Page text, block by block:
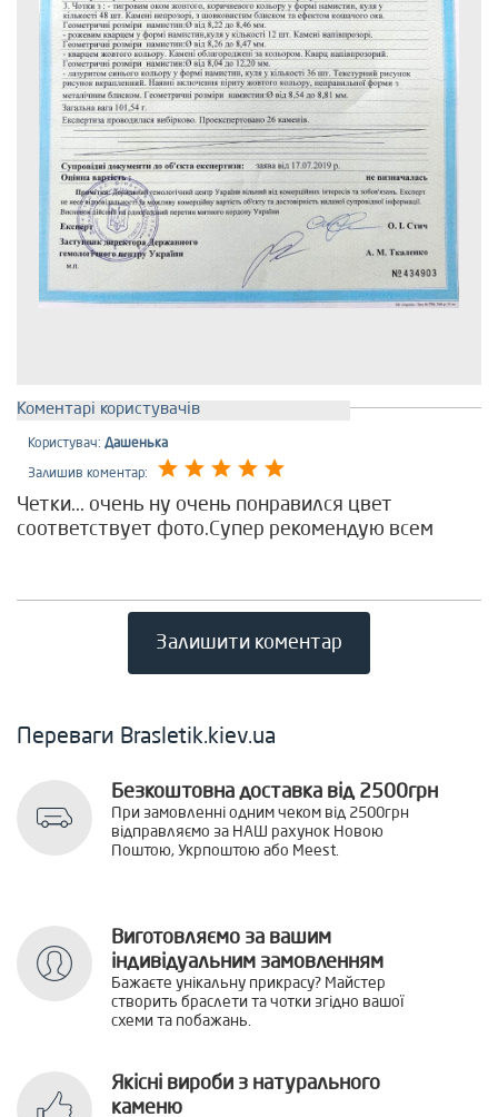
Коментарі користувачів
Користувач: Дашенька
Залишив коментар:
Четки... очень ну очень понравился цвет
соответствует фото.Супер рекомендую всем
Залишити коментар
Переваги Brasletik.kiev.ua
Безкоштовна доставка від 2500грн
При замовленні одним чеком від 2500грн
відправляємо за НАШ рахунок Новою
Поштою, Укрпоштою або Meest.
Виготовляємо за вашим
індивідуальним замовленням
Бажаєте унікальну прикрасу? Майстер
створить браслети та чотки згідно вашої
схеми та побажань.
Якісні вироби з натурального
каменю